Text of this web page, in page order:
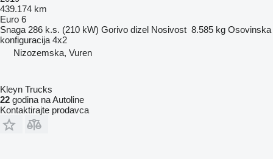
439.174 km
Euro 6
Snaga 286 k.s. (210 kW) Gorivo dizel Nosivost 8.585 kg Osovinska
konfiguracija 4x2
Nizozemska, Vuren
Kleyn Trucks
22 godina na Autoline
Kontaktirajte prodavca